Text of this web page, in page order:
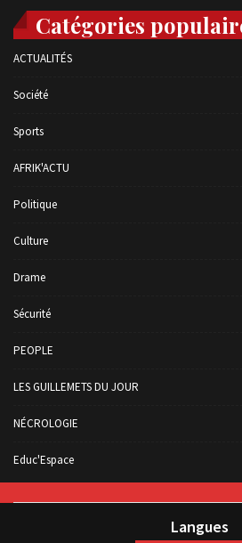
Catégories
ACTUALITÉS
Société
Sports
AFRIK'ACTU
Politique
Culture
Drame
Sécurité
PEOPLE
LES GUILLEMETS DU JOUR
NÉCROLOGIE
Educ'Espace
Langues